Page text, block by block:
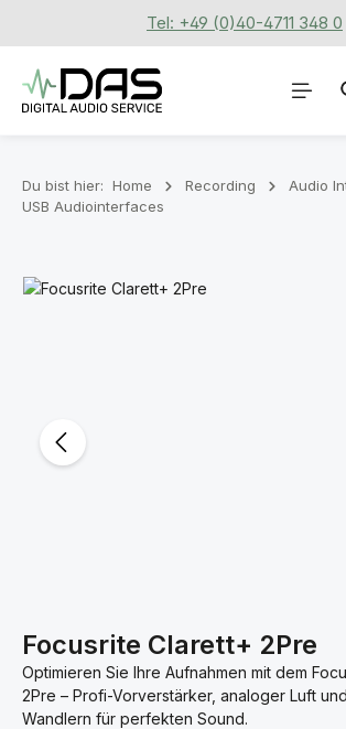
Zum Hauptinhalt springenTel: +49 (0)40-4711 348 0
Du bist hier: Home Recording
Audio
USB Audiointerfaces
Bildergalerie überspringen
Focusrite Clarett+ 2Pre
Optimieren Sie Ihre Aufnahmen mit dem
2Pre – Profi-Vorverstärker, analoger Luft
Wandlern für perfekten Sound.